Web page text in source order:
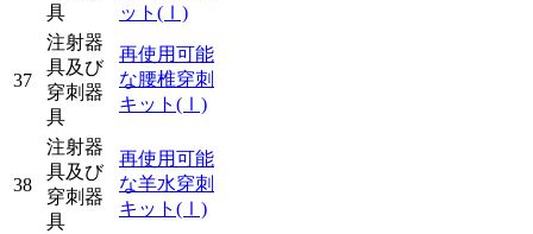
具
ット (Ⅰ)
37
注射器
具及び
穿刺器
具
再使用可能
な腰椎穿刺
キット (Ⅰ)
38
注射器
具及び
穿刺器
具
再使用可能
な羊水穿刺
キット (Ⅰ)